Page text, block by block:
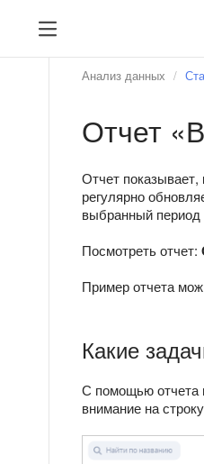
Анализ данных
Отчет
Отчет показывает,
регулярно
выбранный период
Посмотреть отчет:
Пример отчета
Какие
С помощью отчета
внимание на